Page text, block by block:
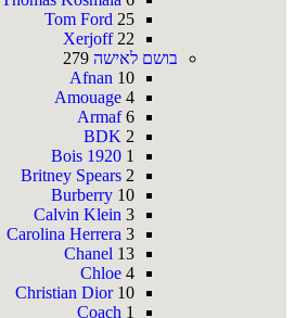
Tom Ford 25
Xerjoff 22
בושם לאישה 279
Afnan 10
Amouage 4
Armaf 6
BDK 2
Bois 1920 1
Britney Spears 2
Burberry 10
Calvin Klein 3
Carolina Herrera 3
Chanel 13
Chloe 4
Christian Dior 10
Coach 1